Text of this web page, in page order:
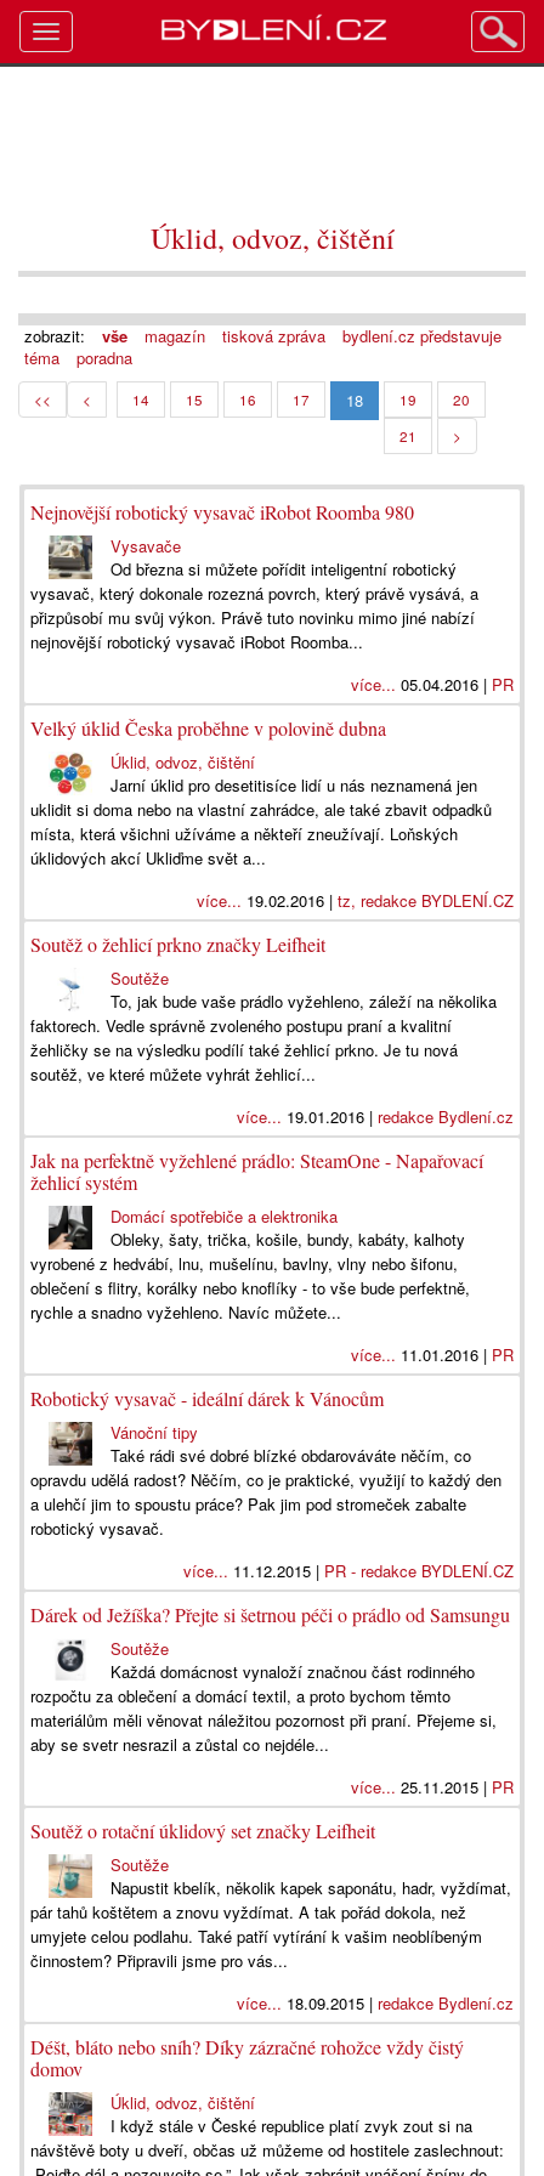
Úklid, odvoz, čištění
zobrazit: vše magazín tisková zpráva
bydlení.cz představuje
téma
poradna
<< < 14 15 16 17 18 19
20
21
>
Nejnovější robotický vysavač iRobot Roomba 980
Vysavače
Od března si můžete pořídit inteligentní robotický
vysavač, který dokonale rozezná povrch, který právě vysává, a
přizpůsobí mu svůj výkon. Právě tuto novinku mimo jiné nabízí
nejnovější robotický vysavač iRobot Roomba...
více... 05.04.2016 | PR
Velký úklid Česka proběhne v polovině dubna
Úklid, odvoz, čištění
Jarní úklid pro desetitisíce lidí u nás neznamená jen
uklidit si doma nebo na vlastní zahrádce, ale také zbavit odpadků
místa, která všichni užíváme a někteří zneužívají. Loňských
úklidových akcí Ukliďme svět a...
více... 19.02.2016 | tz, redakce BYDLENÍ.CZ
Soutěž o žehlicí prkno značky Leifheit
Soutěže
To, jak bude vaše prádlo vyžehleno, záleží na několika
faktorech. Vedle správně zvoleného postupu praní a kvalitní
žehličky se na výsledku podílí také žehlicí prkno. Je tu nová
soutěž, ve které můžete vyhrát žehlicí...
více... 19.01.2016 | redakce Bydlení.cz
Jak na perfektně vyžehlené prádlo: SteamOne - Napařovací
žehlicí systém
Domácí spotřebiče a elektronika
Obleky, šaty, trička, košile, bundy, kabáty, kalhoty
vyrobené z hedvábí, lnu, mušelínu, bavlny, vlny nebo šifonu,
oblečení s flitry, korálky nebo knoflíky - to vše bude perfektně,
rychle a snadno vyžehleno. Navíc můžete...
více... 11.01.2016 | PR
Robotický vysavač - ideální dárek k Vánocům
Vánoční tipy
Také rádi své dobré blízké obdarováváte něčím, co
opravdu udělá radost? Něčím, co je praktické, využijí to každý den
a ulehčí jim to spoustu práce? Pak jim pod stromeček zabalte
robotický vysavač.
více... 11.12.2015 | PR - redakce BYDLENÍ.CZ
Dárek od Ježíška? Přejte si šetrnou péči o prádlo od Samsungu
Soutěže
Každá domácnost vynaloží značnou část rodinného
rozpočtu za oblečení a domácí textil, a proto bychom těmto
materiálům měli věnovat náležitou pozornost při praní. Přejeme si,
aby se svetr nesrazil a zůstal co nejdéle...
více... 25.11.2015 | PR
Soutěž o rotační úklidový set značky Leifheit
Soutěže
Napustit kbelík, několik kapek saponátu, hadr, vyždímat,
pár tahů koštětem a znovu vyždímat. A tak pořád dokola, než
umyjete celou podlahu. Také patří vytírání k vašim neoblíbeným
činnostem? Připravili jsme pro vás...
více... 18.09.2015 | redakce Bydlení.cz
Déšt, bláto nebo sníh? Díky zázračné rohožce vždy čistý
domov
Úklid, odvoz, čištění
I když stále v České republice platí zvyk zout si na
návštěvě boty u dveří, občas už můžeme od hostitele zaslechnout:
Toggle
navigation